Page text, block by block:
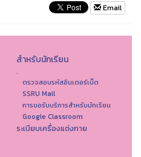
Email
สำหรับนักเรียน
.
ตรวจสอบรหัสอินเตอร์เน็ต
SSRU Mail
การขอรับบริการสำหรับนักเรียน
Google Classroom
ระเบียบเครื่องแต่งกาย